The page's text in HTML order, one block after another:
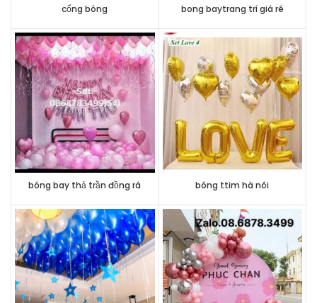
cổng bóng bong baytrang trí giá ré
bóng bay thả trần đồng rá bóng ttim hà nôi